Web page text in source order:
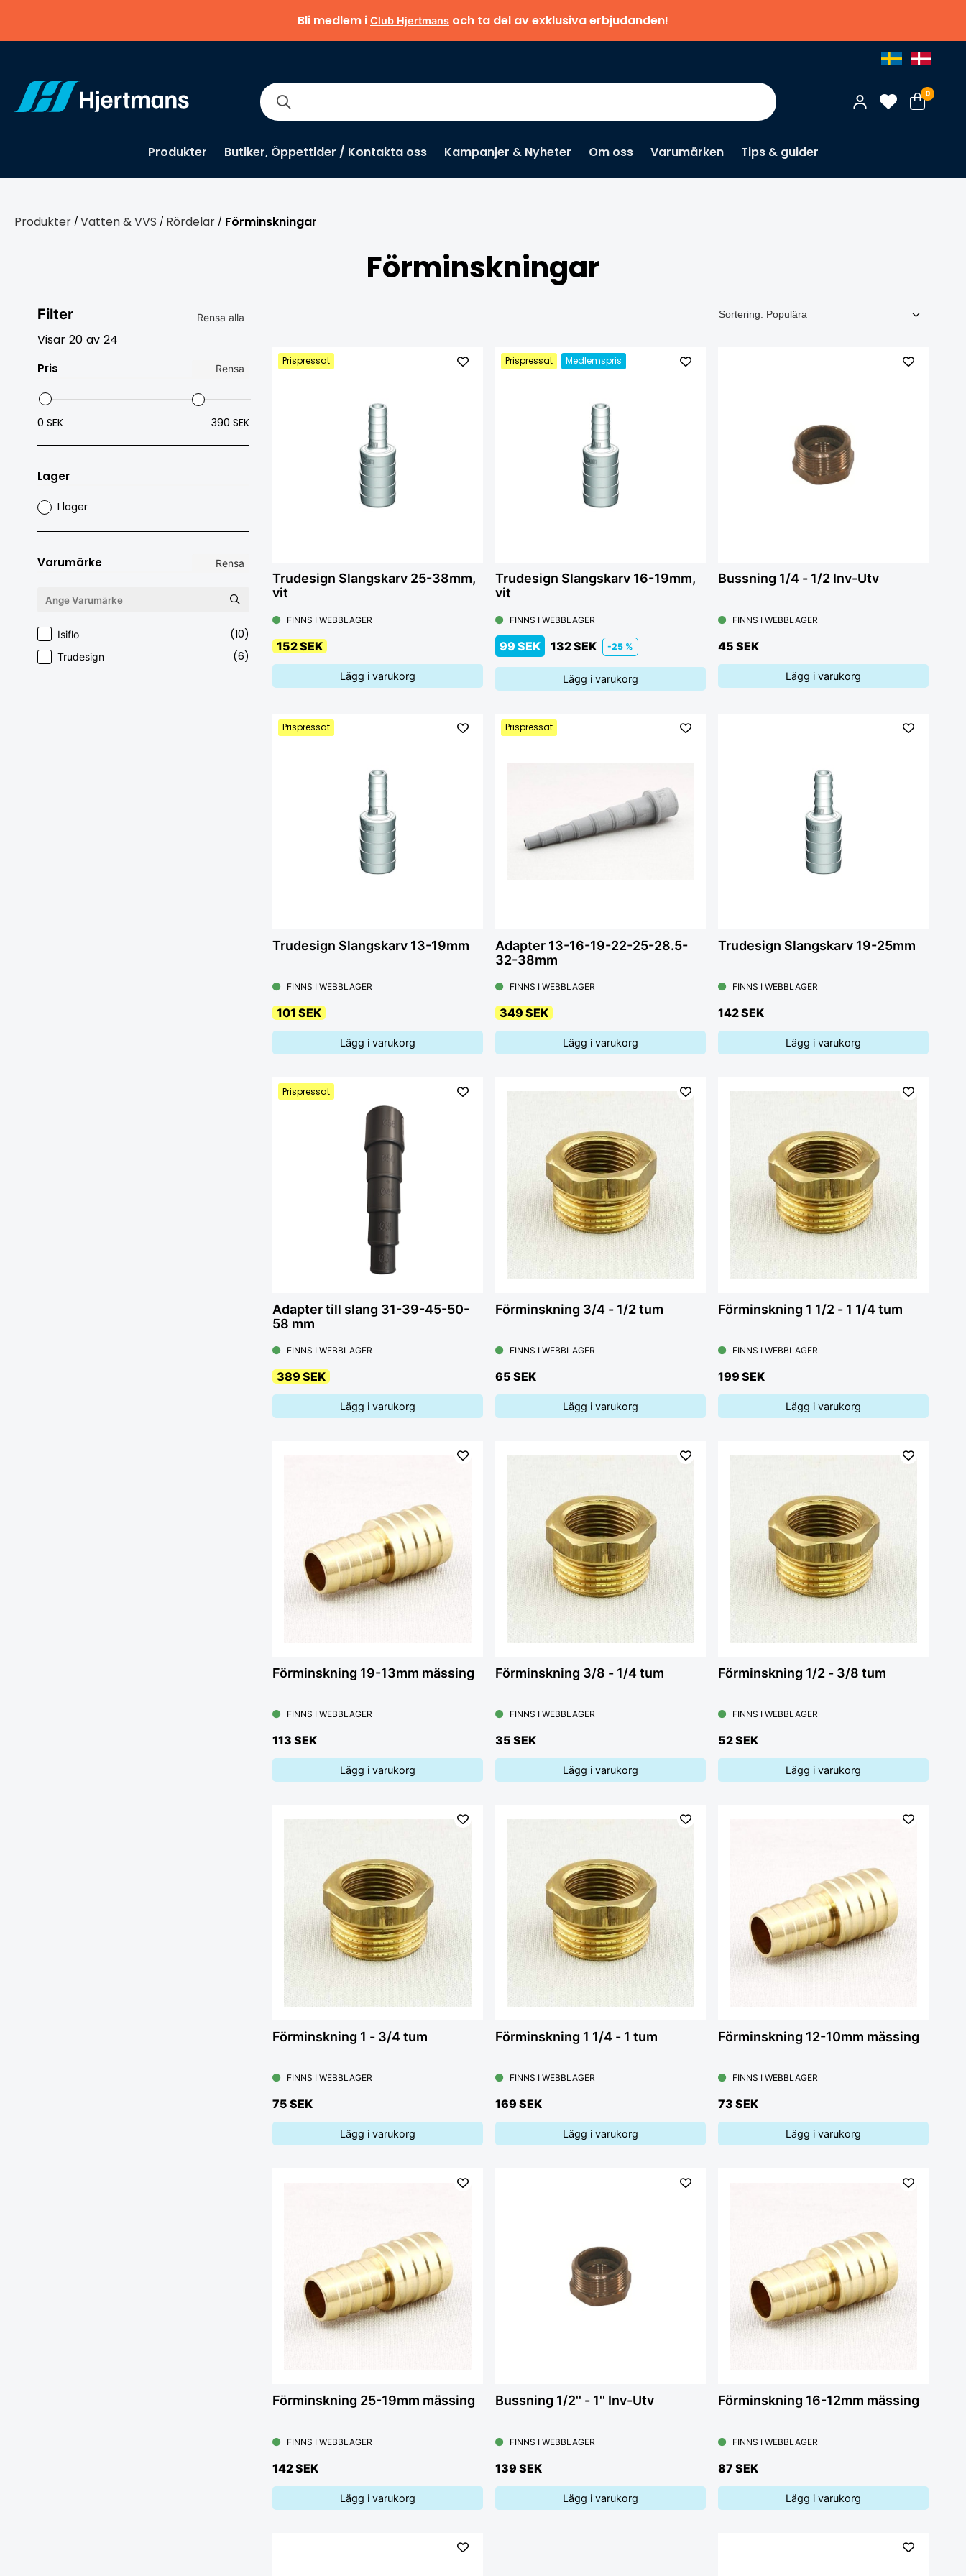
Bli medlem i Club Hjertmans och ta del av exklusiva erbjudanden!
0
Produkter Butiker, Öppettider / Kontakta oss Kampanjer & Nyheter Om oss Varumärken Tips & guider
Produkter / Vatten & VVS / Rördelar / Förminskningar
Förminskningar
Filter Rensa alla
Visar 20 av 24
Pris Rensa
0 SEK 390 SEK
Lager
I lager
Varumärke Rensa
Isiflo (10)
Trudesign (6)
Prispressat
Trudesign Slangskarv 25-38mm,
vit
FINNS I WEBBLAGER
152 SEK
Lägg i varukorg
Prispressat Medlemspris
Trudesign Slangskarv 16-19mm,
vit
FINNS I WEBBLAGER
99 SEK 132 SEK -25 %
Lägg i varukorg
Bussning 1/4 - 1/2 Inv-Utv
FINNS I WEBBLAGER
45 SEK
Lägg i varukorg
Prispressat
Trudesign Slangskarv 13-19mm
FINNS I WEBBLAGER
101 SEK
Lägg i varukorg
Prispressat
Adapter 13-16-19-22-25-28.5-
32-38mm
FINNS I WEBBLAGER
349 SEK
Lägg i varukorg
Trudesign Slangskarv 19-25mm
FINNS I WEBBLAGER
142 SEK
Lägg i varukorg
Prispressat
Adapter till slang 31-39-45-50-
58 mm
FINNS I WEBBLAGER
389 SEK
Lägg i varukorg
Förminskning 3/4 - 1/2 tum
FINNS I WEBBLAGER
65 SEK
Lägg i varukorg
Förminskning 1 1/2 - 1 1/4 tum
FINNS I WEBBLAGER
199 SEK
Lägg i varukorg
Förminskning 19-13mm mässing
FINNS I WEBBLAGER
113 SEK
Lägg i varukorg
Förminskning 3/8 - 1/4 tum
FINNS I WEBBLAGER
35 SEK
Lägg i varukorg
Förminskning 1/2 - 3/8 tum
FINNS I WEBBLAGER
52 SEK
Lägg i varukorg
Förminskning 1 - 3/4 tum
FINNS I WEBBLAGER
75 SEK
Lägg i varukorg
Förminskning 1 1/4 - 1 tum
FINNS I WEBBLAGER
169 SEK
Lägg i varukorg
Förminskning 12-10mm mässing
FINNS I WEBBLAGER
73 SEK
Lägg i varukorg
Förminskning 25-19mm mässing
FINNS I WEBBLAGER
142 SEK
Lägg i varukorg
Bussning 1/2'' - 1'' Inv-Utv
FINNS I WEBBLAGER
139 SEK
Lägg i varukorg
Förminskning 16-12mm mässing
FINNS I WEBBLAGER
87 SEK
Lägg i varukorg